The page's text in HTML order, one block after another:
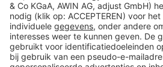
PrivacyinstellingenAlgemene
Help Center